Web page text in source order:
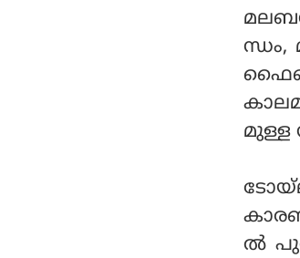
ന്ധം,
മുള്ള
ല്‍